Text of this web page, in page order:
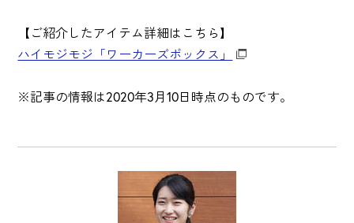
【ご紹介したアイテム詳細はこちら】
ハイモジモジ「ワーカーズボックス」
※記事の情報は2020年3月10日時点のものです。